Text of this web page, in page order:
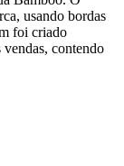
usando bordas
foi criado
contendo